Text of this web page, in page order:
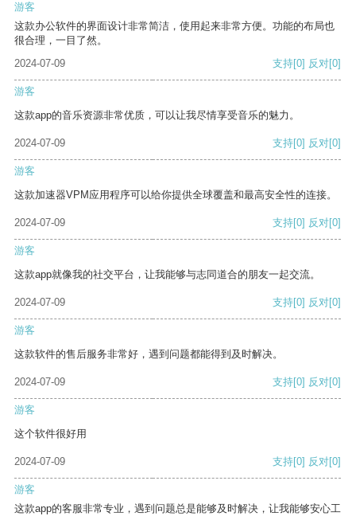
游客
这款办公软件的界面设计非常简洁，使用起来非常方便。功能的布局也
很合理，一目了然。
2024-07-09
支持[0] 反对[0]
游客
这款app的音乐资源非常优质，可以让我尽情享受音乐的魅力。
2024-07-09 支持[0] 反对[0]
游客
这款加速器VPM应用程序可以给你提供全球覆盖和最高安全性的连接。
2024-07-09 支持[0] 反对[0]
游客
这款app就像我的社交平台，让我能够与志同道合的朋友一起交流。
2024-07-09 支持[0] 反对[0]
游客
这款软件的售后服务非常好，遇到问题都能得到及时解决。
2024-07-09 支持[0] 反对[0]
游客
这个软件很好用
2024-07-09 支持[0] 反对[0]
游客
这款app的客服非常专业，遇到问题总是能够及时解决，让我能够安心工